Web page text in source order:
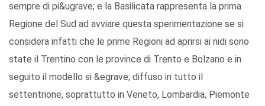
sempre di pi&ugrave; e la Basilicata rappresenta la prima
Regione del Sud ad avviare questa sperimentazione se si
considera infatti che le prime Regioni ad aprirsi ai nidi sono
state il Trentino con le province di Trento e Bolzano e in
seguito il modello si &egrave; diffuso in tutto il
settentrione, soprattutto in Veneto, Lombardia, Piemonte